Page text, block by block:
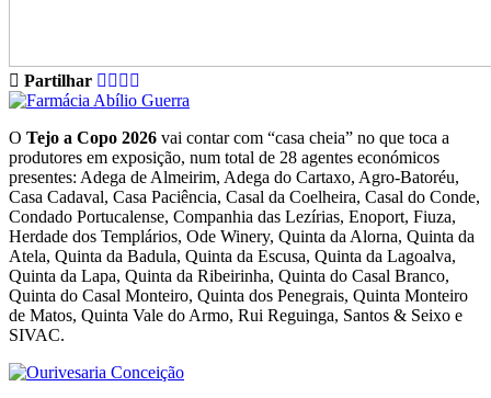
Partilhar
O Tejo a Copo 2026 vai contar com “casa cheia” no que toca a
produtores em exposição, num total de 28 agentes económicos
presentes: Adega de Almeirim, Adega do Cartaxo, Agro-Batoréu,
Casa Cadaval, Casa Paciência, Casal da Coelheira, Casal do Conde,
Condado Portucalense, Companhia das Lezírias, Enoport, Fiuza,
Herdade dos Templários, Ode Winery, Quinta da Alorna, Quinta da
Atela, Quinta da Badula, Quinta da Escusa, Quinta da Lagoalva,
Quinta da Lapa, Quinta da Ribeirinha, Quinta do Casal Branco,
Quinta do Casal Monteiro, Quinta dos Penegrais, Quinta Monteiro
de Matos, Quinta Vale do Armo, Rui Reguinga, Santos & Seixo e
SIVAC.